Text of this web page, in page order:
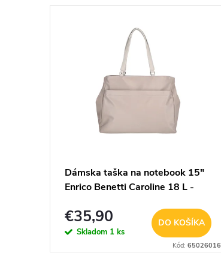
Dámska taška na notebook 15"
Enrico Benetti Caroline 18 L -
€35,90
Skladom 1 ks
DO KOŠÍKA
Kód: 65026016